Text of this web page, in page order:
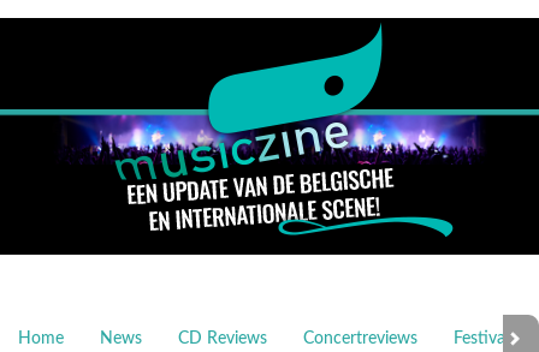
Home News CD Reviews Concertreviews